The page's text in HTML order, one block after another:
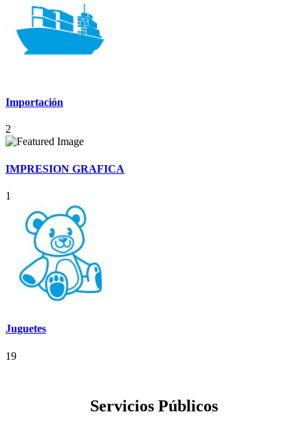
Importación
2
IMPRESION GRAFICA
1
Juguetes
19
Servicios Públicos